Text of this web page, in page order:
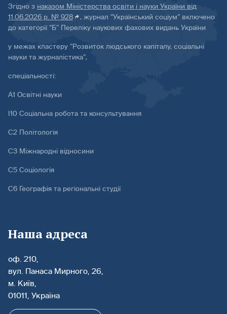
Згідно з наказом Міністерства освіти і науки України від
11.06.2026 р. № 928
, журнал “Український соціум” включено
до категорії “Б” Переліку наукових фахових видань України
у межах кластеру “Розвиток людського капіталу, соціальні
науки та журналістика”,
спеціальності:
А1 Освітні науки
І10 Соціальна робота та консультування
С2 Політологія
С3 Міжнародні відносини
С5 Соціологія
С6 Географія та регіональні студії
Наша адреса
оф. 210,
вул. Панаса Мирного, 26,
м. Київ,
01011, Україна